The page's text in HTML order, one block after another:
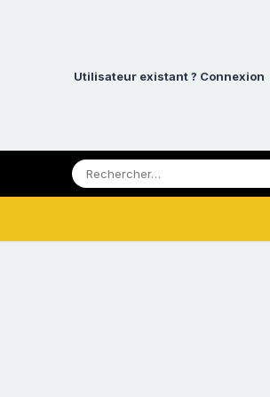
Utilisateur existant ? Connexion